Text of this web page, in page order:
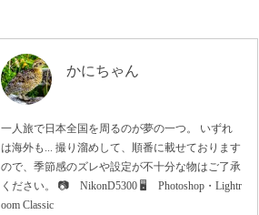
かにちゃん
一人旅で日本全国を周るのが夢の一つ。 いずれ
は海外も... 撮り溜めして、順番に載せております
ので、季節感のズレや設定が不十分な物はご了承
ください。 📷 NikonD5300 🖥 Photoshop・Lightr
oom Classic